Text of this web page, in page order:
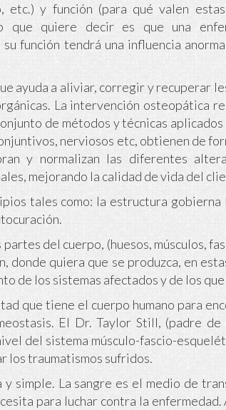
etc.) y función (para qué valen
que quiere decir es que una
función tendrá una influencia
ayuda a aliviar, corregir y recuperar
La intervención osteopática
de métodos y técnicas
nerviosos etc, obtienen de
y normalizan las diferentes
mejorando la calidad de vida del
tales como: la estructura gobierna
del cuerpo, (huesos, músculos,
donde quiera que se produzca, en
de los sistemas afectados y de los
que tiene el cuerpo humano para
El Dr. Taylor Still, (padre
del sistema músculo-fascio-
los traumatismos sufridos.
simple. La sangre es el medio de
para luchar contra la